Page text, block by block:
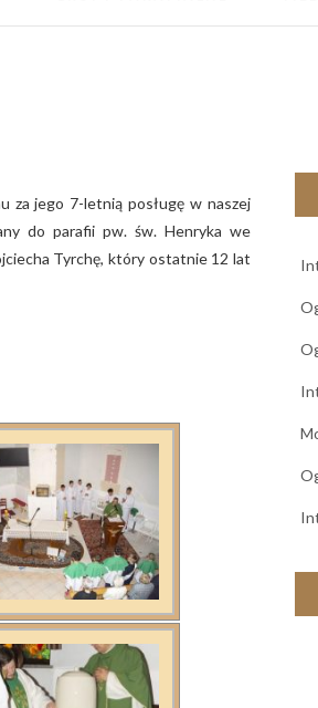
do parafii pw. św. Henryka we
Tyrchę, który ostatnie 12 lat